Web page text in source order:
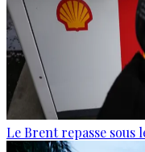
Le Brent repasse sous